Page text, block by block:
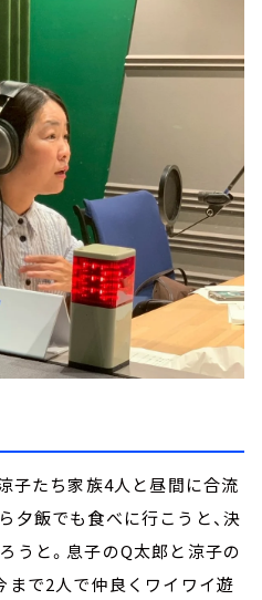
子たち家族4人と昼間に合流
夕飯でも食べに行こうと、決
うと。息子のQ太郎と涼子の
まで2人で仲良くワイワイ遊